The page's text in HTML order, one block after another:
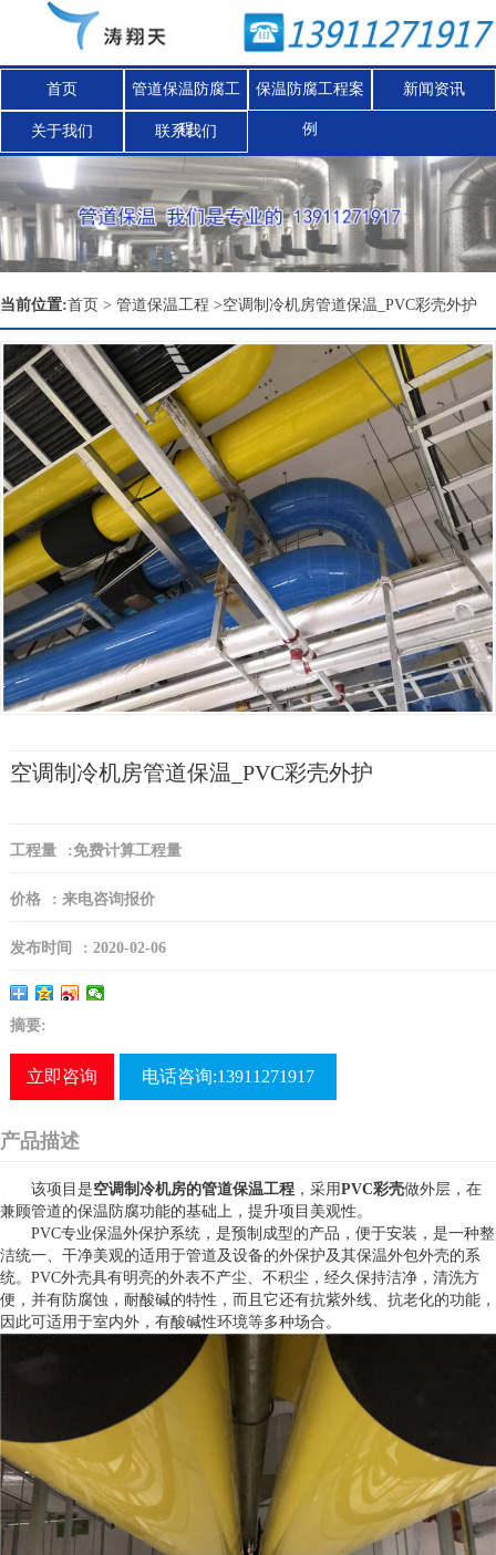
首页 管道保温防腐工
程
保温防腐工程案
例
新闻资讯
关于我们 联系我们
当前位置:首页 > 管道保温工程 >空调制冷机房管道保温_PVC彩壳外护
空调制冷机房管道保温_PVC彩壳外护
工程量 :免费计算工程量
价格 : 来电咨询报价
发布时间 : 2020-02-06
摘要:
立即咨询 电话咨询:13911271917
产品描述
该项目是空调制冷机房的管道保温工程 ，采用PVC彩壳做外层，在
兼顾管道的保温防腐功能的基础上，提升项目美观性。
PVC专业保温外保护系统，是预制成型的产品，便于安装，是一种整
洁统一、干净美观的适用于管道及设备的外保护及其保温外包外壳的系
统。PVC外壳具有明亮的外表不产尘、不积尘，经久保持洁净，清洗方
便，并有防腐蚀，耐酸碱的特性，而且它还有抗紫外线、抗老化的功能，
因此可适用于室内外，有酸碱性环境等多种场合。